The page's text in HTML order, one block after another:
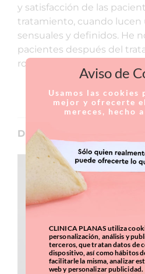
y satisfacción de las
tratamiento, cuando lucen
sensuales y definidos. He
pacientes después del
rostro una sonrisa más
Dr. Martín Hernández
Aviso de
Usamos las cookies
mejor y ofrecerte
mereces, hecho
CLINICA PLANAS utiliza
personalización, análisis y
terceros, que tratan datos de
dispositivo, así como hábitos
facilitarle la misma, analizar
web y personalizar publicidad.